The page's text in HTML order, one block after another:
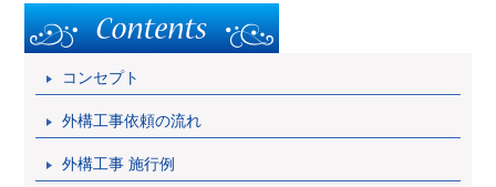
コンセプト
外構工事依頼の流れ
外構工事 施行例